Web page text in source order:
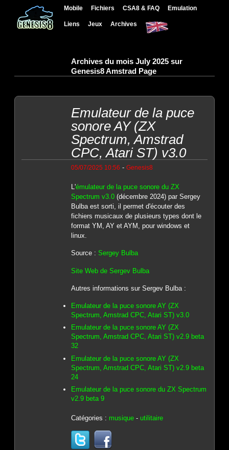
Mobile Fichiers CSA8 & FAQ Emulation
Liens Jeux Archives
Archives du mois July 2025 sur
Genesis8 Amstrad Page
Emulateur de la puce
sonore AY (ZX
Spectrum, Amstrad
CPC, Atari ST) v3.0
05/07/2025 10:56 - Genesis8
L'émulateur de la puce sonore du ZX
Spectrum v3.0(décembre 2024) par Sergey
Bulba est sorti, il permet d'écouter des
fichiers musicaux de plusieurs types dont le
format YM, AY et AYM, pour windows et
linux.
Source : Sergey Bulba
Site Web de Sergev Bulba
Autres informations sur Sergev Bulba :
Emulateur de la puce sonore AY (ZX
Spectrum, Amstrad CPC, Atari ST) v3.0
Emulateur de la puce sonore AY (ZX
Spectrum, Amstrad CPC, Atari ST) v2.9 beta
32
Emulateur de la puce sonore AY (ZX
Spectrum, Amstrad CPC, Atari ST) v2.9 beta
24
Emulateur de la puce sonore du ZX Spectrum
v2.9 beta 9
Catégories : musique- utilitaire